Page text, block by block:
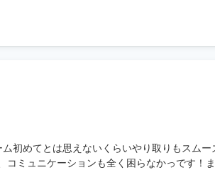
初めてとは思えないくらいやり取りもスムー
コミュニケーションも全く困らなかっです！